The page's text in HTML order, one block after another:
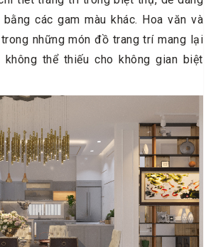
các gam màu khác. Hoa văn và
những món đồ trang trí mang lại
thể thiếu cho không gian biệt